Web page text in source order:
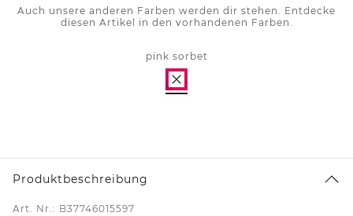
Auch unsere anderen Farben werden dir stehen. Entdecke
diesen Artikel in den vorhandenen Farben.
pink sorbet
Produktbeschreibung
Art. Nr.: B37746015597